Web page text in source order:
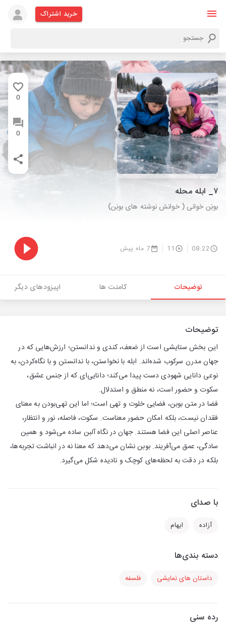
خرید اشتراک
0
0
۷_ ابله محله
بوبَن خوانی ( خوانش نوشته های بوبَن)
08:22
11 7 ماه پیش
توضیحات کامنت ها اپیزودهای دیگر
توضیحات
این بخش ستایشی است از ضعف، کندی و ندانستن؛ ارزش‌هایی که در
جهان مدرن سرکوب شده‌اند. ابله با نخواستن، با ندانستن و با نگاه‌کردن، به
نوعی دانایی شهودی دست پیدا می‌کند؛ دانایی‌ای که از جنس عشق،
سکوت و حضور است، نه منطق و استدلال.
فضا در متن بوبن، فضایی خلوت و تهی است؛ اما این تهی‌بودن به معنای
فقدان نیست، بلکه امکان حضور معناست. سکوت، فاصله، نور و انتظار،
عناصر اصلی این فضا هستند. جهان در نگاه آلبن ساده می‌شود و همین
سادگی، عمق می‌آفریند. بوبن نشان می‌دهد که معنا نه در انباشت تجربه‌ها،
بلکه در دقت به لحظه‌های کوچک و نادیده شکل می‌گیرد.
با صدای
آزاده ایهام
دسته بندی‌ها
داستان های نمایشی فلسفه
رده سنی